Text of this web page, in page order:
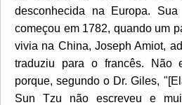
desconhecida na Europa.
começou em 1782, quando um
vivia na China, Joseph Amiot,
traduziu para o francês. Não
porque, segundo o Dr. Giles,
Sun Tzu não escreveu e